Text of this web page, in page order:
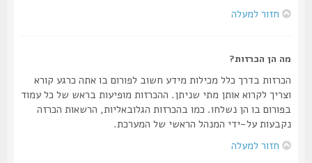
חזור למעלה
מה הן הכרזות?
הכרזות בדרך כלל מכילות מידע חשוב לפורום בו אתה כרגע קורא
וצריך לקרוא אותן מתי שניתן. ההכרזות מופיעות בראש של כל עמוד
בפורום בו הן נשלחו. כמו בהכרזות הגלובאליות, הרשאות הכרזה
נקבעות על-ידי המנהל הראשי של המערכת.
חזור למעלה